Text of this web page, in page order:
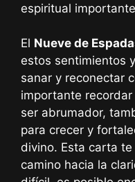
espiritual
El Nueve de
estos sentimientos
sanar y reconectar
importante
ser abrumador,
para crecer y
divino. Esta carta
camino hacia la